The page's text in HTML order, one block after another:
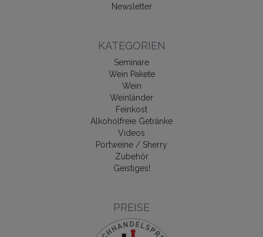
Newsletter
KATEGORIEN
Seminare
Wein Pakete
Wein
Weinländer
Feinkost
Alkoholfreie Getränke
Videos
Portweine / Sherry
Zubehör
Geistiges!
PREISE